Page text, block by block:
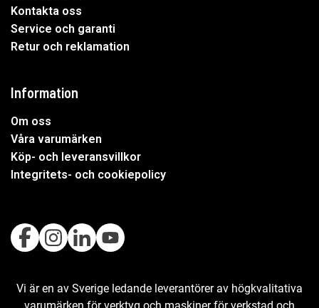
Kontakta oss
Service och garanti
Retur och reklamation
Information
Om oss
Våra varumärken
Köp- och leveransvillkor
Integritets- och cookiepolicy
Vi är en av Sverige ledande leverantörer av högkvalitativa